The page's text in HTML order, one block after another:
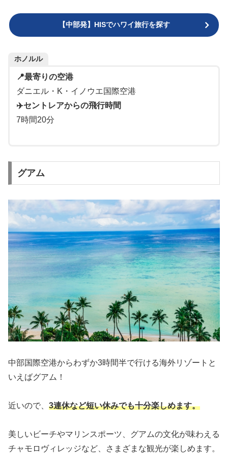
【中部発】HISでハワイ旅行を探す
ホノルル
📍最寄りの空港
ダニエル・K・イノウエ国際空港
✈️セントレアからの飛行時間
7時間20分
グアム
中部国際空港からわずか3時間半で行ける海外リゾートと
いえばグアム！
近いので、 3連休など短い休みでも十分楽しめます。
美しいビーチやマリンスポーツ、グアムの文化が味わえる
チャモロヴィレッジなど、さまざまな観光が楽しめます。